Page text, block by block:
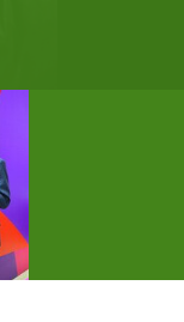
施米各一
施米各一